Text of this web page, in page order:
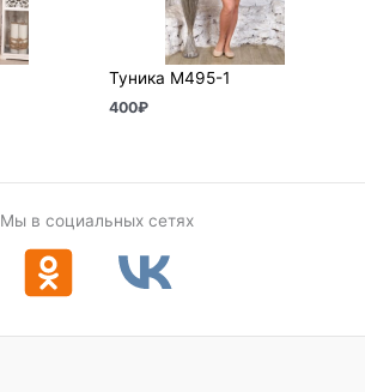
Туника М495-1
400₽
Мы в социальных сетях